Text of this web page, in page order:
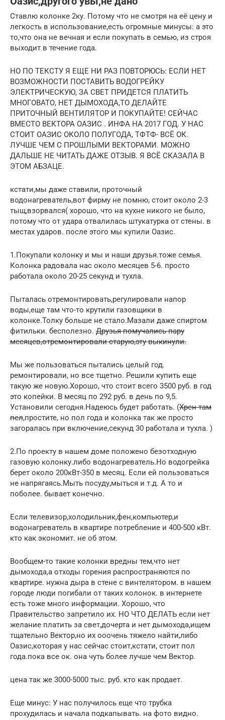
Ставлю колонке 2ку. Потому что не смотря на её цену и
легкость в использование,есть огромные минусы: а это
то,что она не вечная и если покупать в семью, из строя
выходит в течение года.
НО ПО ТЕКСТУ Я ЕЩЕ НИ РАЗ ПОВТОРЮСЬ: ЕСЛИ НЕТ
ВОЗМОЖНОСТИ ПОСТАВИТЬ ВОДОГРЕЙКУ
ЭЛЕКТРИЧЕСКУЮ, ЗА СВЕТ ПРИДЕТСЯ ПЛАТИТЬ
МНОГОВАТО, НЕТ ДЫМОХОДА,ТО ДЕЛАЙТЕ
ПРИТОЧНЫЙ ВЕНТИЛЯТОР И ПОКУПАЙТЕ! СЕЙЧАС
ВМЕСТО ВЕКТОРА ОАЗИС . ИНФА НА 2017 ГОД. У НАС
СТОИТ ОАЗИС ОКОЛО ПОЛУГОДА, ТФТФ- ВСЁ ОК.
ЛУЧШЕ ЧЕМ С ПРОШЛЫМИ ВЕКТОРАМИ. МОЖНО
ДАЛЬШЕ НЕ ЧИТАТЬ ДАЖЕ ОТЗЫВ. Я ВСЁ СКАЗАЛА В
ЭТОМ АБЗАЦЕ.
кстати,мы даже ставили, проточный
водонагреватель,вот фирму не помню, стоит около 2-3
тыщ,взорвался( хорошо, что на кухне никого не было,
потому что от удара отвалилась штукатурка от стены. в
местах ударов. после этого мы купили Оазис.
1.Покупали колонку и мы и наши друзья.тоже семья.
Колонка радовала нас около месяцев 5-6. просто
работала около 20-25 секунд и тухла.
Пыталась отремонтировать,регулировали напор
воды,еще там что-то крутили газовщики в
колонке.Толку больше не стало.Мазали даже спиртом
фитильки. бесполезно. Друзья помучались пару
месяцев,отремонтировали старую,эту выкинули.
Мы же пользоваться пытались целый год.
ремонтировали, но все тщетно. Решили купить еще
такую же новую.Хорошо, что стоит всего 3500 руб. в год
это копейки. В месяц по 292 руб. в день по 9,5.
Установили сегодня.Надеюсь будет работать. (Хрен там
пел,простите, но пол года и колонка так же просто
загоралась при включение,секунд 30 работала и тухла. )
2.По проекту в нашем доме положено безотходную
газовую колонку.либо водонагреватель.Но водогрейка
берет около 200кВт-350 в месяц. Если ей пользоваться
не напрягаясь.Мыть посуду,мыться и т.д. А то и
поболее. бывает конечно.
Если телевизор,холодильник,фен,компьютер,и
водонагреватель в квартире потребление и 400-500 кВт.
кто как экономит. не об этом.
Вообщем-то такие колонки вредны тем,что нет
дымохода,а отходы горения распространяются по
квартире. нужна дыра в стене с винтелятором. в нашем
городе люди погибали от таких колонок. в интернете
есть тоже много информации. Хорошо, что
Правительство запретило их. НО ЧТО ДЕЛАТЬ если нет
желание платить за свет,дочерта и нет дымохода,ищем
тщательно Вектор,но их ооочень тяжело найти,либо
Оазис,которая у нас сейчас стоит,кстати, стоит пол
года.пока все ок. она чуть более лучше чем Вектор.
цена так же 3000-5000 тыс. руб. кто как продает.
Еще минус: У нас получилось еще что трубка
прохудилась и начала подкапывать. на фото видно.